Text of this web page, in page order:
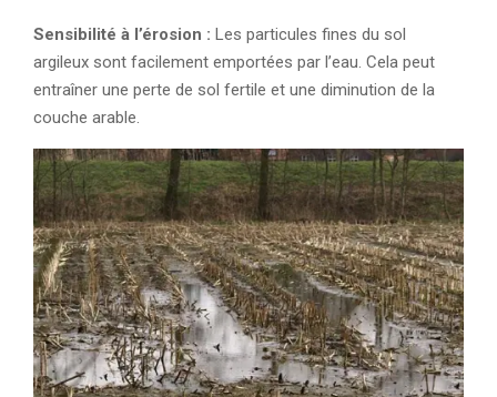
Sensibilité à l’érosion : Les particules fines du sol
argileux sont facilement emportées par l’eau. Cela peut
entraîner une perte de sol fertile et une diminution de la
couche arable.